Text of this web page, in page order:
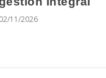
02/11/2026